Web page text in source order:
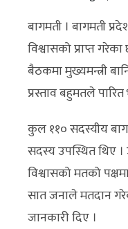
बागमती । बागमती
विश्वासको प्राप्त
बैठकमा मुख्यमन्त्री
प्रस्ताव बहुमतले
कुल ११० सदस्यीय
सदस्य उपस्थित थिए ।
विश्वासको मतको
सात जनाले मतदान
जानकारी दिए ।